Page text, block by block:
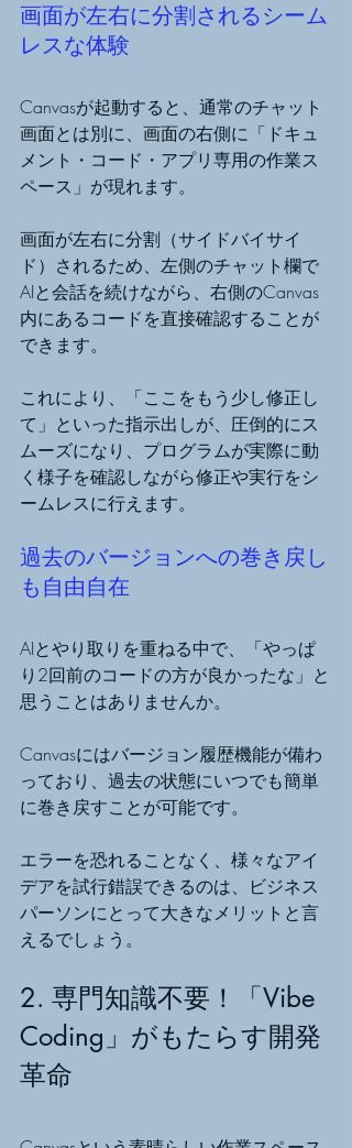
画面が左右に分割されるシーム
レスな体験
Canvasが起動すると、通常のチャット
画面とは別に、画面の右側に「ドキュ
メント・コード・アプリ専用の作業ス
ペース」が現れます。
画面が左右に分割（サイドバイサイ
ド）されるため、左側のチャット欄で
AIと会話を続けながら、右側のCanvas
内にあるコードを直接確認することが
できます。
これにより、「ここをもう少し修正し
て」といった指示出しが、圧倒的にス
ムーズになり、プログラムが実際に動
く様子を確認しながら修正や実行をシ
ームレスに行えます。
過去のバージョンへの巻き戻し
も自由自在
AIとやり取りを重ねる中で、「やっぱ
り2回前のコードの方が良かったな」と
思うことはありませんか。
Canvasにはバージョン履歴機能が備わ
っており、過去の状態にいつでも簡単
に巻き戻すことが可能です。
エラーを恐れることなく、様々なアイ
デアを試行錯誤できるのは、ビジネス
パーソンにとって大きなメリットと言
えるでしょう。
2. 専門知識不要！「Vibe
Coding」がもたらす開発
革命